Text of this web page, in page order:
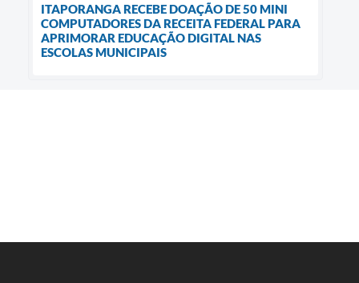
ITAPORANGA RECEBE DOAÇÃO DE 50 MINI
COMPUTADORES DA RECEITA FEDERAL PARA
APRIMORAR EDUCAÇÃO DIGITAL NAS
ESCOLAS MUNICIPAIS